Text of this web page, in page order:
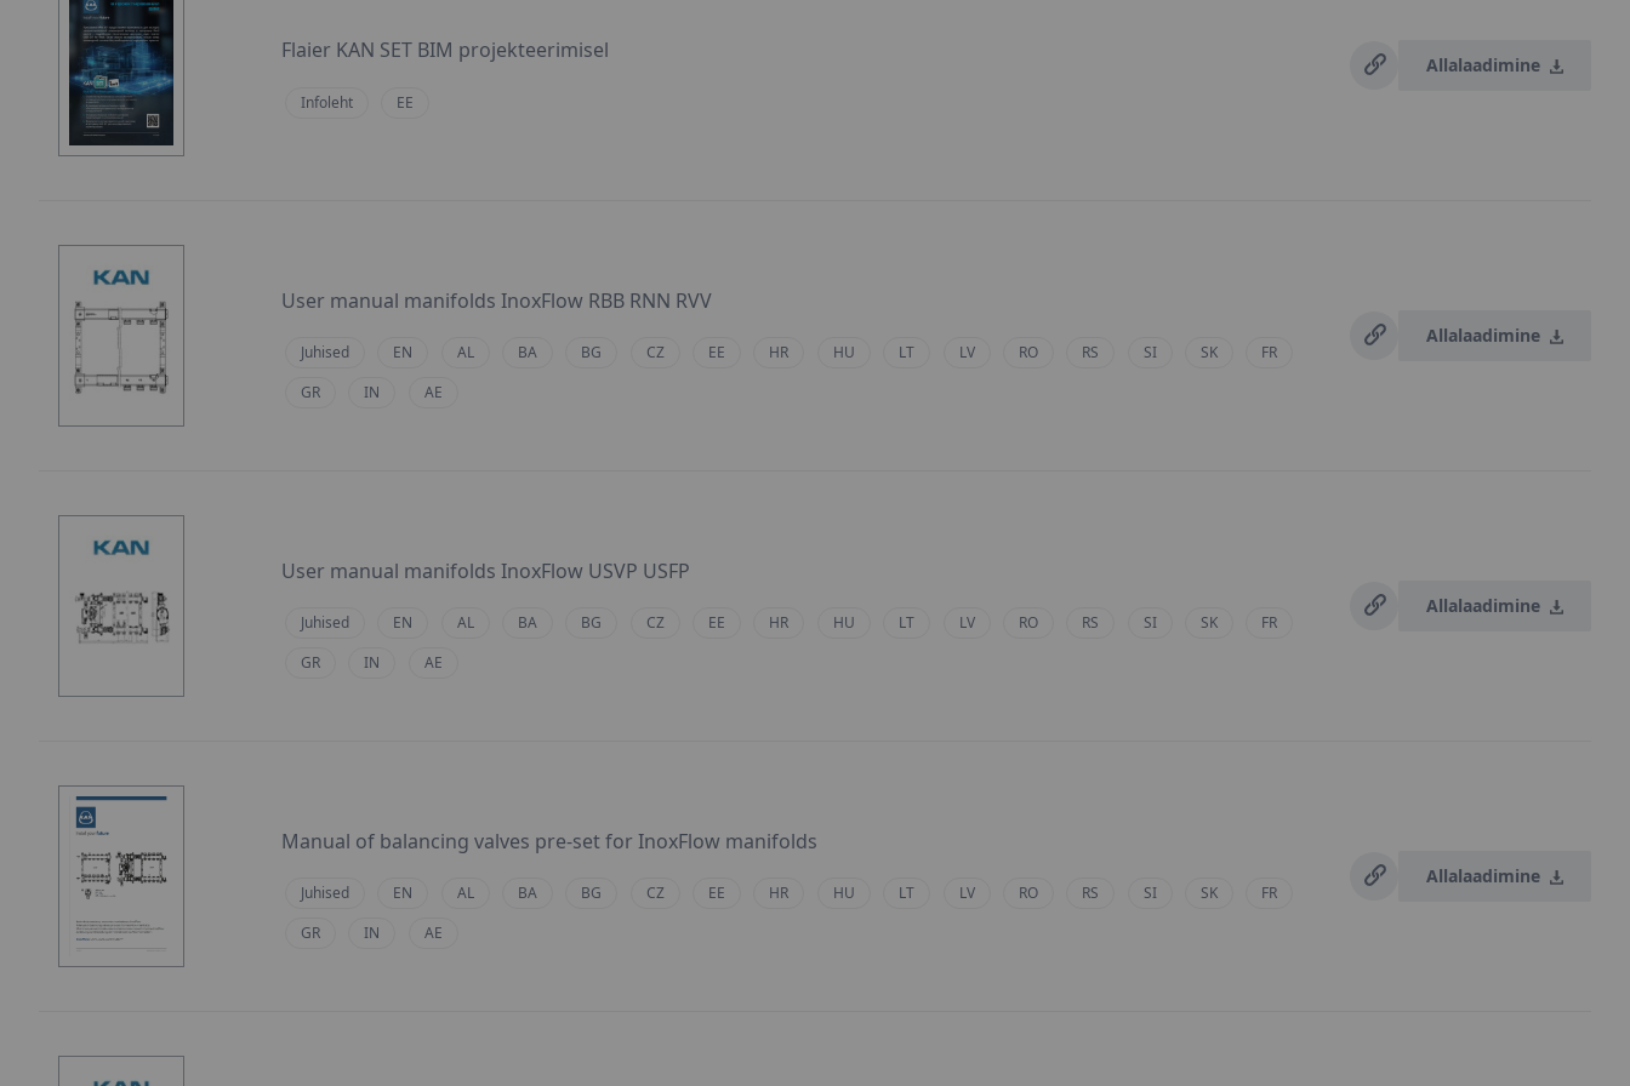
Flaier KAN SET BIM projekteerimisel
Infoleht EE
Allalaadimine
User manual manifolds InoxFlow RBB RNN RVV
Juhised EN AL BA BG CZ EE HR HU LT LV RO RS SI SK
FR
GR
IN AE
Allalaadimine
User manual manifolds InoxFlow USVP USFP
Juhised EN AL BA BG CZ EE HR HU LT LV RO RS SI SK
FR
GR
IN AE
Allalaadimine
Manual of balancing valves pre-set for InoxFlow manifolds
Juhised EN AL BA BG CZ EE HR HU LT LV RO RS SI SK
FR
GR
IN AE
Allalaadimine